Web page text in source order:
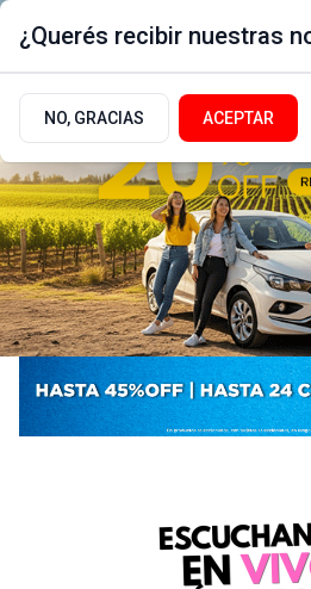
¿Querés recibir nuestras
NO, GRACIAS ACEPTAR